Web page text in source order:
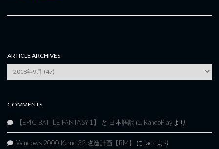
ARTICLE ARCHIVES
Article
Archives
COMMENTS
【EPIC BATTLE FANTASY 1】 と 日本語訳 に RandoPlay より
Windows 2000 Kernel32 改造計画【BM】 に jack より